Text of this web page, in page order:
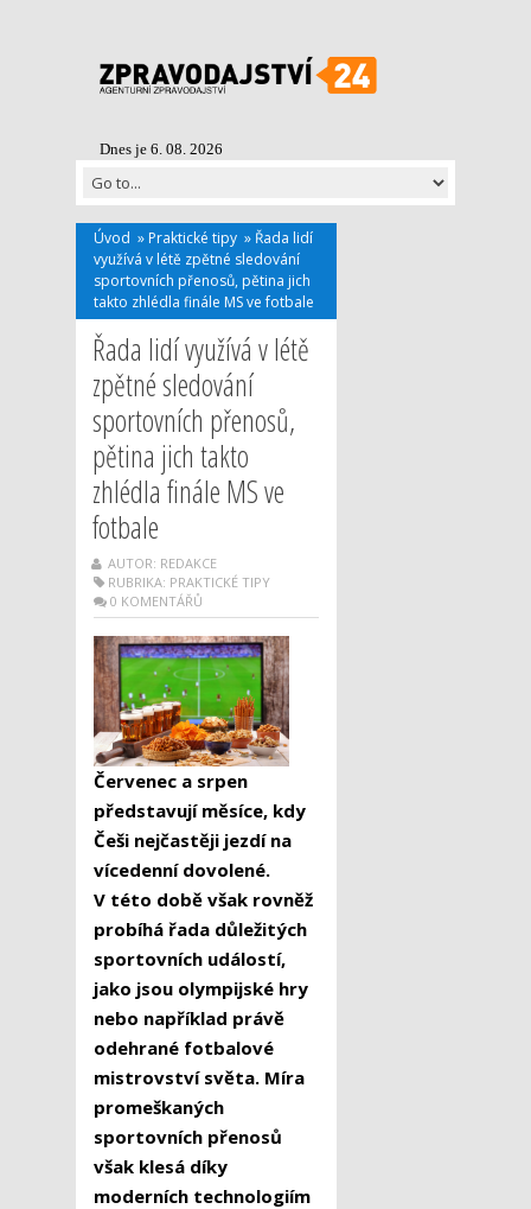
Dnes je 6. 08. 2026
Úvod » Praktické tipy » Řada lidí
využívá v létě zpětné sledování
sportovních přenosů, pětina jich
takto zhlédla finále MS ve fotbale
Řada lidí využívá v létě
zpětné sledování
sportovních přenosů,
pětina jich takto
zhlédla finále MS ve
fotbale
AUTOR: REDAKCE
RUBRIKA: PRAKTICKÉ TIPY
0 KOMENTÁŘŮ
Červenec a srpen
představují měsíce, kdy
Češi nejčastěji jezdí na
vícedenní dovolené.
V této době však rovněž
probíhá řada důležitých
sportovních událostí,
jako jsou olympijské hry
nebo například právě
odehrané fotbalové
mistrovství světa. Míra
promeškaných
sportovních přenosů
však klesá díky
moderních technologiím